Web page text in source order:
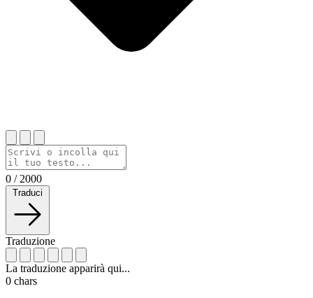
0 / 2000
Traduci
Traduzione
La traduzione apparirà qui...
0 chars